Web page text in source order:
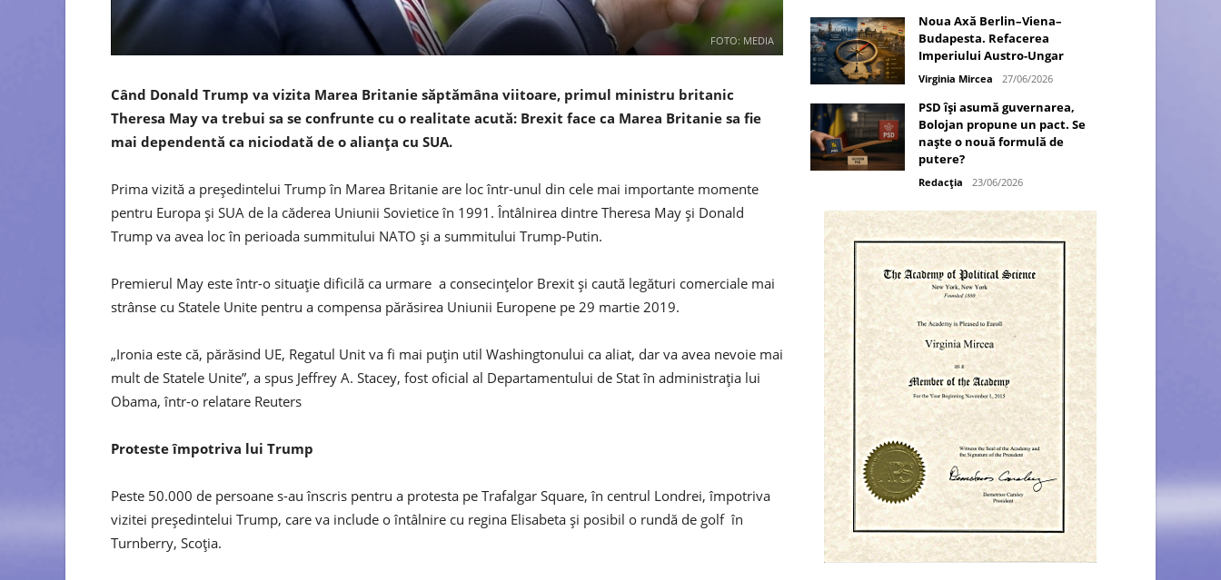
FOTO: MEDIA
Când Donald Trump va vizita Marea Britanie săptămâna viitoare, primul ministru britanic
Theresa May va trebui sa se confrunte cu o realitate acută: Brexit face ca Marea Britanie sa fie
mai dependentă ca niciodată de o alianța cu SUA.
Prima vizită a președintelui Trump în Marea Britanie are loc într-unul din cele mai importante momente
pentru Europa și SUA de la căderea Uniunii Sovietice în 1991. Întâlnirea dintre Theresa May și Donald
Trump va avea loc în perioada summitului NATO și a summitului Trump-Putin.
Premierul May este într-o situație dificilă ca urmare a consecințelor Brexit și caută legături comerciale mai
strânse cu Statele Unite pentru a compensa părăsirea Uniunii Europene pe 29 martie 2019.
„Ironia este că, părăsind UE, Regatul Unit va fi mai puțin util Washingtonului ca aliat, dar va avea nevoie mai
mult de Statele Unite”, a spus Jeffrey A. Stacey, fost oficial al Departamentului de Stat în administrația lui
Obama, într-o relatare Reuters
Proteste împotriva lui Trump
Peste 50.000 de persoane s-au înscris pentru a protesta pe Trafalgar Square, în centrul Londrei, împotriva
vizitei președintelui Trump, care va include o întâlnire cu regina Elisabeta și posibil o rundă de golf în
Turnberry, Scoția.
Noua Axă Berlin–Viena–
Budapesta. Refacerea
Imperiului Austro-Ungar
Virginia Mircea 27/06/2026
PSD își asumă guvernarea,
Bolojan propune un pact. Se
naște o nouă formulă de
putere?
Redacția 23/06/2026